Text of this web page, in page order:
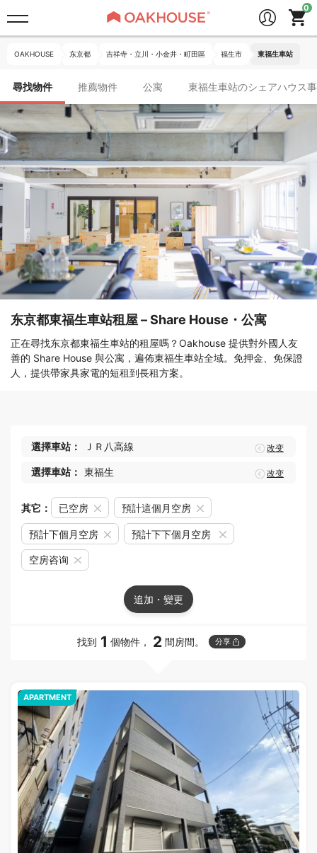
OAKHOUSE 东京都 吉祥寺・立川・小金井・町田區 福生市 東福生車站
尋找物件 推薦物件 公寓 東福生車站のシェアハウス
东京都東福生車站租屋 – Share House・公寓
正在尋找东京都東福生車站的租屋嗎？Oakhouse 提供對外國人友
善的 Share House 與公寓，遍佈東福生車站全域。免押金、免保證
人，提供帶家具家電的短租到長租方案。
選擇車站： ＪＲ八高線 改变
選擇車站： 東福生 改变
其它： 已空房 預計這個月空房
預計下個月空房 預計下下個月空房
空房咨询
追加・變更
找到 1 個物件， 2 間房間。 分享
APARTMENT